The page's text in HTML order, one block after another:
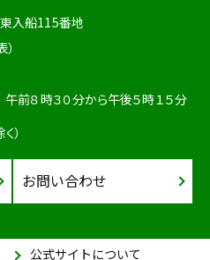
入船115番地
前８時３０分から午後５時１５分
）
お問い合わせ
公式サイトについて